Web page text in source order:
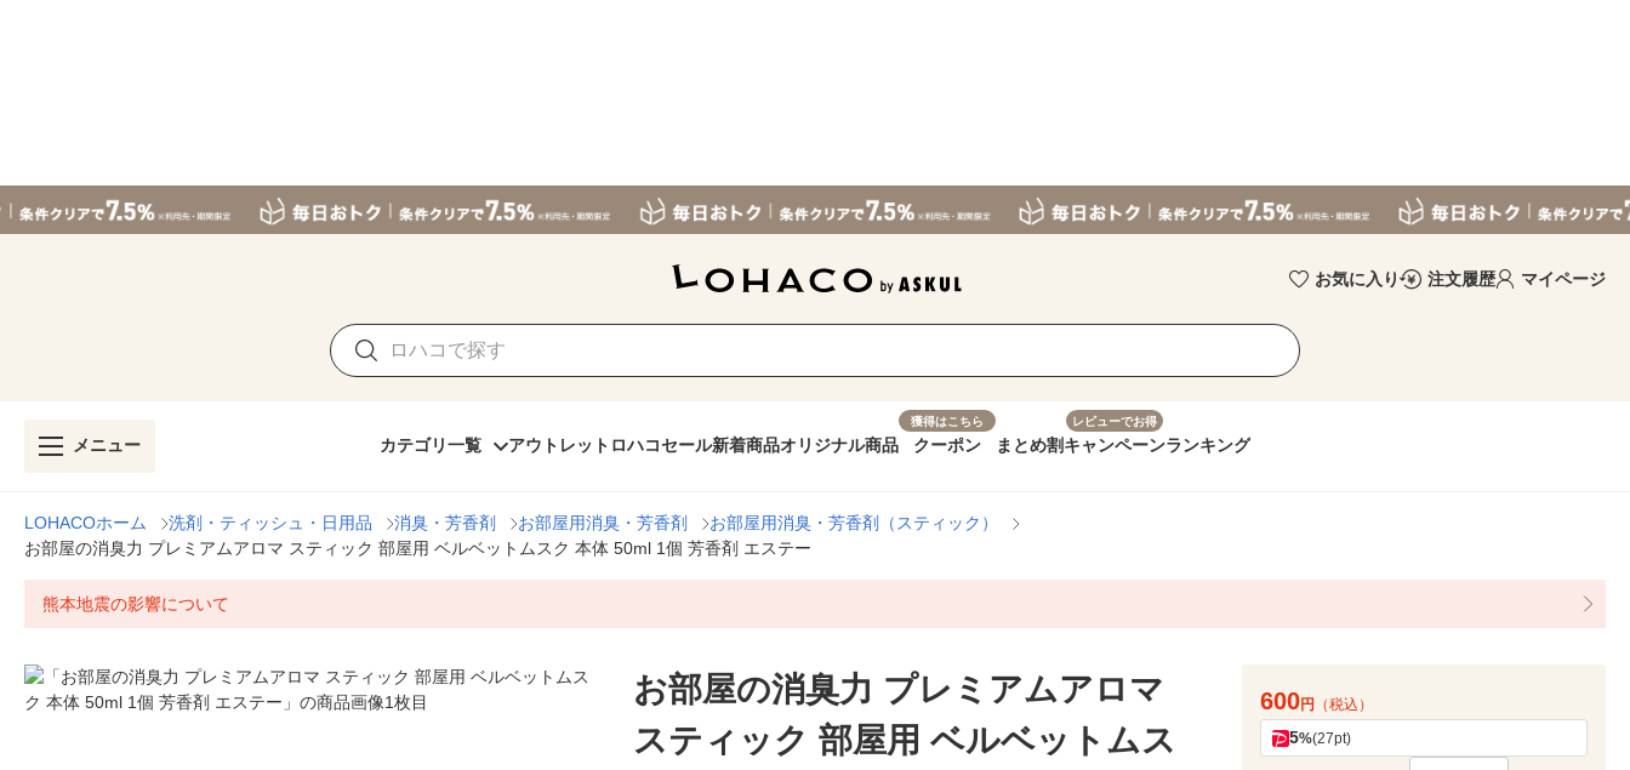
お気に入り 注文履歴 マイページ
メニュー カテゴリ一覧 アウトレット ロハコセール新着商品オリジナル商品
獲得はこちら
クーポン まとめ割
レビューでお得
キャンペーンランキング
LOHACOホーム 洗剤・ティッシュ・日用品 消臭・芳香剤 お部屋用消臭・芳香剤
お部屋用消臭・芳香剤（スティック）
お部屋の消臭力 プレミアムアロマ スティック 部屋用 ベルベットムスク 本体 50ml 1個 芳香剤 エステー
熊本地震の影響について
お部屋の消臭力 プレミアムアロマ
スティック 部屋用 ベルベットムス
600円 （税込）
5%(27pt)